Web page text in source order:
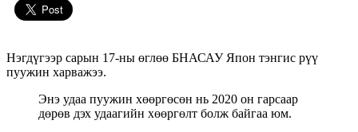
Нэгдүгээр сарын 17-ны өглөө БНАСАУ Япон тэнгис рүү
пуужин харважээ.
Энэ удаа пуужин хөөргөсөн нь 2020 он гарсаар
дөрөв дэх удаагийн хөөргөлт болж байгаа юм.